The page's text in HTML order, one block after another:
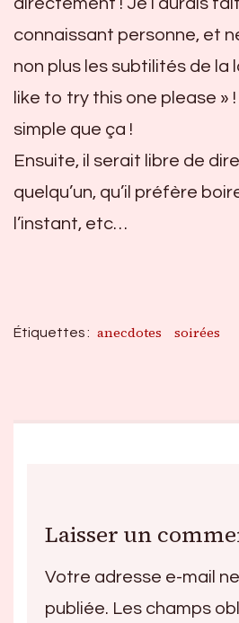
directement ! Je l’aurais
connaissant personne, et
non plus les subtilités de la
like to try this one please »
simple que ça !
Ensuite, il serait libre de
quelqu’un, qu’il préfère
l’instant, etc…
Étiquettes : anecdotes soirées
Laisser un
Votre adresse e-mail
publiée. Les champs